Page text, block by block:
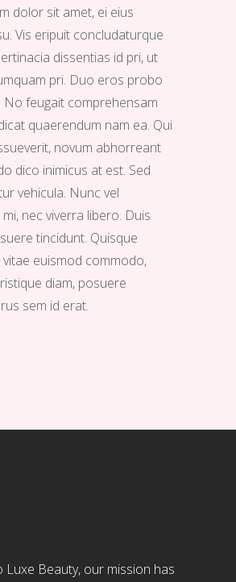
dolor sit amet, ei eius
Vis eripuit concludaturque
dissentias id pri, ut
pri. Duo eros probo
No feugait comprehensam
quaerendum nam ea. Qui
novum abhorreant
dico inimicus at est. Sed
vehicula. Nunc vel
nec viverra libero. Duis
tincidunt. Quisque
vitae euismod commodo,
diam, posuere
sem id erat.
Luxe Beauty, our mission has